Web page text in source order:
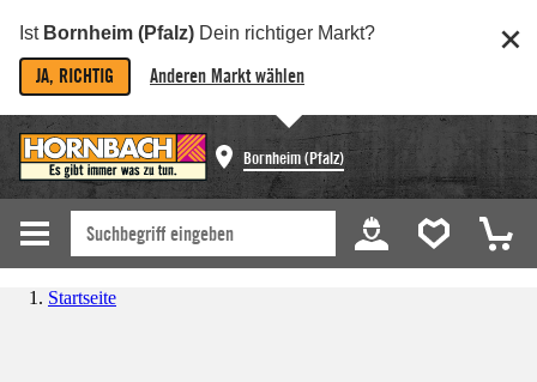
Ist Bornheim (Pfalz) Dein richtiger Markt?
JA, RICHTIG Anderen Markt wählen
Bornheim (Pfalz)
Startseite